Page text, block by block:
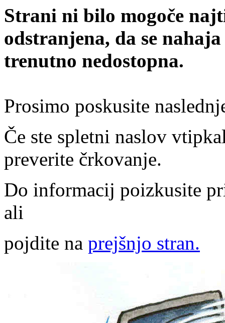
Strani ni bilo mogoče
odstranjena, da se
trenutno nedostopna.
Prosimo poskusite
Če ste spletni naslov
preverite črkovanje.
Do informacij poizkusite
ali
pojdite na prejšnjo stran.